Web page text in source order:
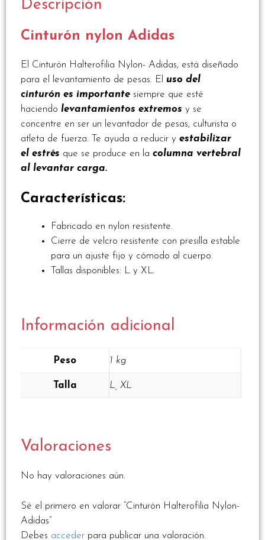
Descripción
Cinturón nylon Adidas
El Cinturón Halterofilia Nylon- Adidas, está diseñado
para el levantamiento de pesas. El uso del
cinturón es importante siempre que esté
haciendo levantamientos extremos y se
concentre en ser un levantador de pesas, culturista o
atleta de fuerza. Te ayuda a reducir y estabilizar
el estrés que se produce en la columna vertebral
al levantar carga.
Características:
Fabricado en nylon resistente.
Cierre de velcro resistente con presilla estable
para un ajuste fijo y cómodo al cuerpo.
Tallas disponibles: L y XL.
Información adicional
Peso 1 kg
Talla L, XL
Valoraciones
No hay valoraciones aún.
Sé el primero en valorar “Cinturón Halterofilia Nylon-
Adidas”
Debes acceder para publicar una valoración.